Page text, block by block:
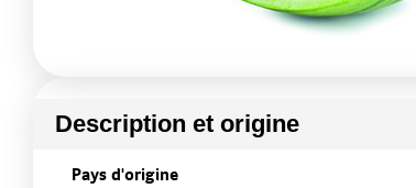
Description et origine
Pays d'origine